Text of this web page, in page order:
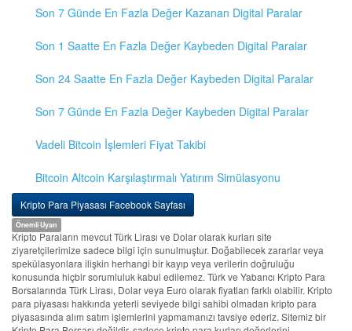
Son 7 Günde En Fazla Değer Kazanan Digital Paralar
Son 1 Saatte En Fazla Değer Kaybeden Digital Paralar
Son 24 Saatte En Fazla Değer Kaybeden Digital Paralar
Son 7 Günde En Fazla Değer Kaybeden Digital Paralar
Vadeli Bitcoin İşlemleri Fiyat Takibi
Bitcoin Altcoin Karşılaştırmalı Yatırım Simülasyonu
Kripto Para Piyasası Facebook Sayfası
Önemli Uyarı
Kripto Paraların mevcut Türk Lirası ve Dolar olarak kurları site
ziyaretçilerimize sadece bilgi için sunulmuştur. Doğabilecek zararlar veya
spekülasyonlara ilişkin herhangi bir kayıp veya verilerin doğruluğu
konusunda hiçbir sorumluluk kabul edilemez. Türk ve Yabancı Kripto Para
Borsalarında Türk Lirası, Dolar veya Euro olarak fiyatları farklı olabilir. Kripto
para piyasası hakkında yeterli seviyede bilgi sahibi olmadan kripto para
piyasasında alım satım işlemlerini yapmamanızı tavsiye ederiz. Sitemiz bir